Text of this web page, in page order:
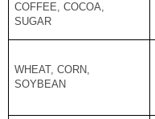
COFFEE, COCOA,
SUGAR
WHEAT, CORN,
SOYBEAN